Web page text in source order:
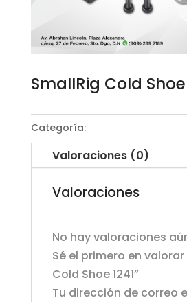
SmallRig Cold Shoe
Categoría:
Valoraciones (0)
Valoraciones
No hay valoraciones
Sé el primero en valorar
Cold Shoe 1241”
Tu dirección de correo